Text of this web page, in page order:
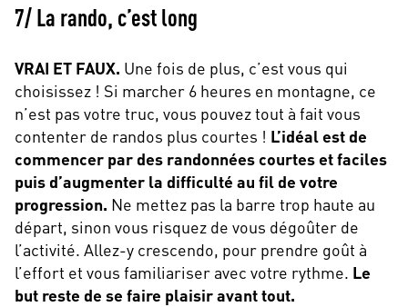
7/ La rando, c’est long
VRAI ET FAUX. Une fois de plus, c’est vous qui
choisissez ! Si marcher 6 heures en montagne, ce
n’est pas votre truc, vous pouvez tout à fait vous
contenter de randos plus courtes ! L’idéal est de
commencer par des randonnées courtes et faciles
puis d’augmenter la difficulté au fil de votre
progression. Ne mettez pas la barre trop haute au
départ, sinon vous risquez de vous dégoûter de
l’activité. Allez-y crescendo, pour prendre goût à
l’effort et vous familiariser avec votre rythme. Le
but reste de se faire plaisir avant tout.